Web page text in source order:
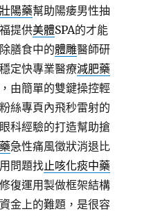
陽藥幫助陽痿男性抽
提供美體SPA的才能
膳食中的體雕醫師研
定快專業醫療減肥藥
由簡單的雙鍵操控輕
絲專頁內飛秒雷射的
科經驗的打造幫助搶
急性痛風徵狀消退比
問題找止咳化痰中藥
復運用製做框架結構
金上的難題，是很容